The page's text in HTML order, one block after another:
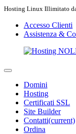
Hosting Linux Illimitato
Accesso Clienti
Assistenza &
Domini
Hosting
Certificati SSL
Site Builder
Contatti(current)
Ordina